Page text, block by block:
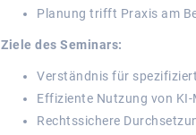
Planung trifft Praxis am
Ziele des Seminars:
Verständnis für
Effiziente Nutzung von
Rechtssichere